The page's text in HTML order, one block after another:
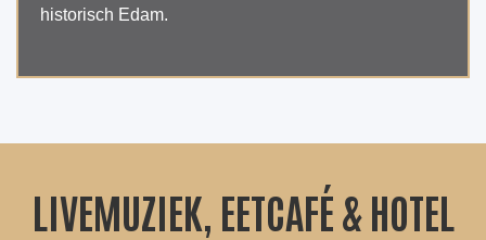
historisch Edam.
LIVEMUZIEK, EETCAFÉ & HOTEL